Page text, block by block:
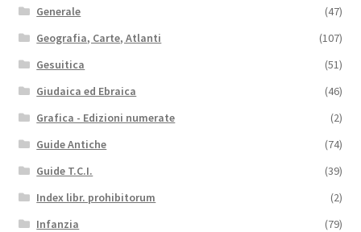
Generale
(47)
Geografia, Carte, Atlanti
(107)
Gesuitica
(51)
Giudaica ed Ebraica
(46)
Grafica - Edizioni numerate
(2)
Guide Antiche
(74)
Guide T.C.I.
(39)
Index libr. prohibitorum
(2)
Infanzia
(79)